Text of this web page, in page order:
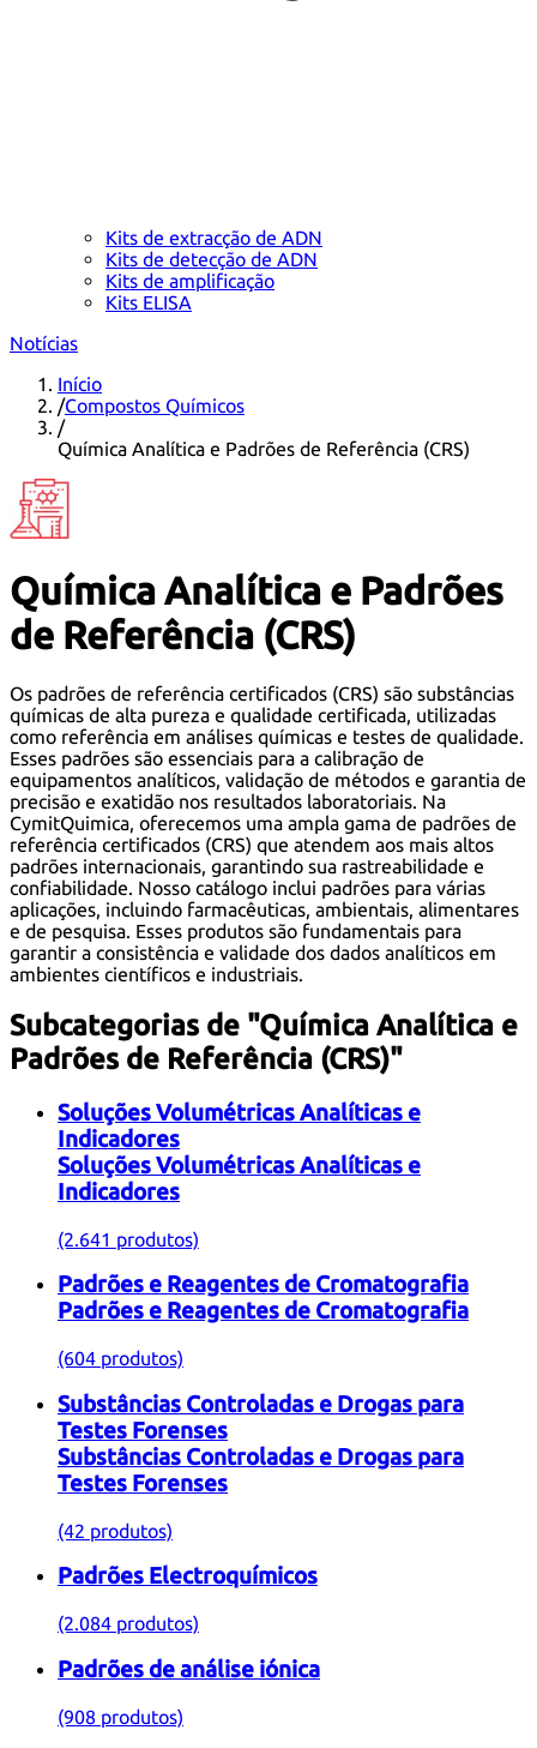
Kits de extracção de ADN
Kits de detecção de ADN
Kits de amplificação
Kits ELISA
Notícias
Início
/Compostos Químicos
/
Química Analítica e Padrões de Referência (CRS)
Química Analítica e Padrões
de Referência (CRS)
Os padrões de referência certificados (CRS) são substâncias
químicas de alta pureza e qualidade certificada, utilizadas
como referência em análises químicas e testes de qualidade.
Esses padrões são essenciais para a calibração de
equipamentos analíticos, validação de métodos e garantia de
precisão e exatidão nos resultados laboratoriais. Na
CymitQuimica, oferecemos uma ampla gama de padrões de
referência certificados (CRS) que atendem aos mais altos
padrões internacionais, garantindo sua rastreabilidade e
confiabilidade. Nosso catálogo inclui padrões para várias
aplicações, incluindo farmacêuticas, ambientais, alimentares
e de pesquisa. Esses produtos são fundamentais para
garantir a consistência e validade dos dados analíticos em
ambientes científicos e industriais.
Subcategorias de "Química Analítica e
Padrões de Referência (CRS)"
Soluções Volumétricas Analíticas e
Indicadores
Soluções Volumétricas Analíticas e
Indicadores
(2.641 produtos)
Padrões e Reagentes de Cromatografia
Padrões e Reagentes de Cromatografia
(604 produtos)
Substâncias Controladas e Drogas para
Testes Forenses
Substâncias Controladas e Drogas para
Testes Forenses
(42 produtos)
Padrões Electroquímicos
(2.084 produtos)
Padrões de análise iónica
(908 produtos)